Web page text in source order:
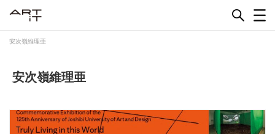
content
安次嶺維理亜
安次嶺維理亜